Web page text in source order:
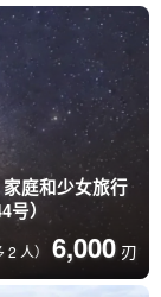
庭和少女旅行
）
2 人） 6,000 刃